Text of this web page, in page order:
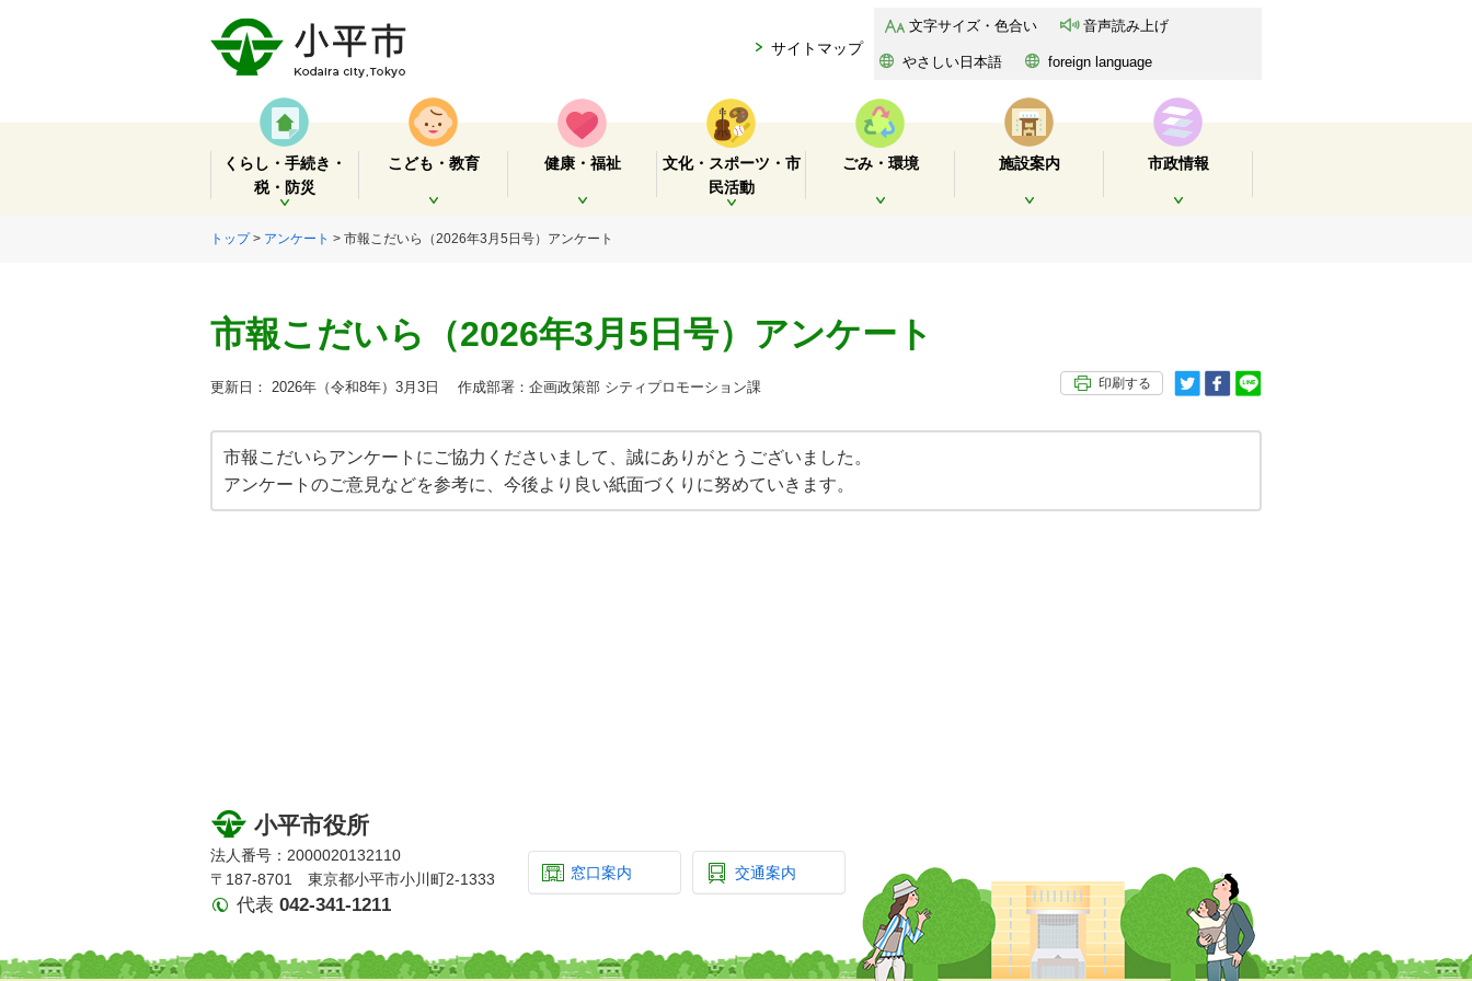
サイトマップ
文字サイズ・色合い 音声読み上げ
やさしい日本語 foreign language
くらし・手続き・
税・防災
開く
こども・教育
開く
健康・福祉
開く
文化・スポーツ・市
民活動
ごみ・環境 施設案内 市政情報
トップ> アンケート > 市報こだいら（2026年3月5日号）アンケート
市報こだいら（2026年3月5日号）アンケート
更新日： 2026年（令和8年）3月3日 作成部署：企画政策部 シティプロモーション課 印刷する
市報こだいらアンケートにご協力くださいまして、誠にありがとうございました。
アンケートのご意見などを参考に、今後より良い紙面づくりに努めていきます。
小平市役所
法人番号：2000020132110
〒187-8701 東京都小平市小川町2-1333
代表 042-341-1211
窓口案内 交通案内